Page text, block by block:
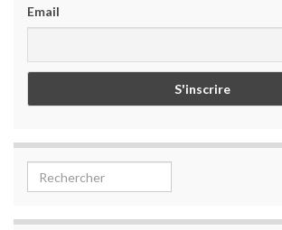
Email
Search for: